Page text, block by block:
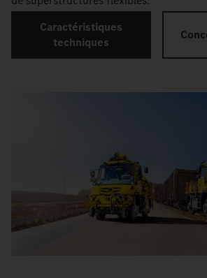
Caractéristiques
techniques